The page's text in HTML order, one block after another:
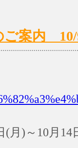
ご案内 10/
(月)～10月